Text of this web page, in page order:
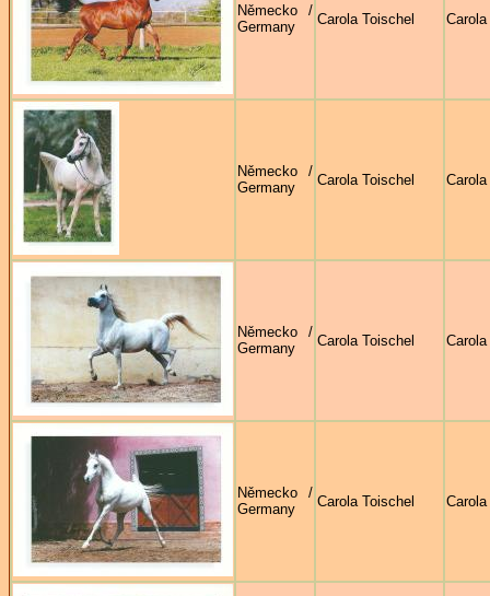
Německo /
Germany
Carola Toischel
Německo /
Germany
Carola Toischel
Německo /
Germany
Carola Toischel
Německo /
Germany
Carola Toischel